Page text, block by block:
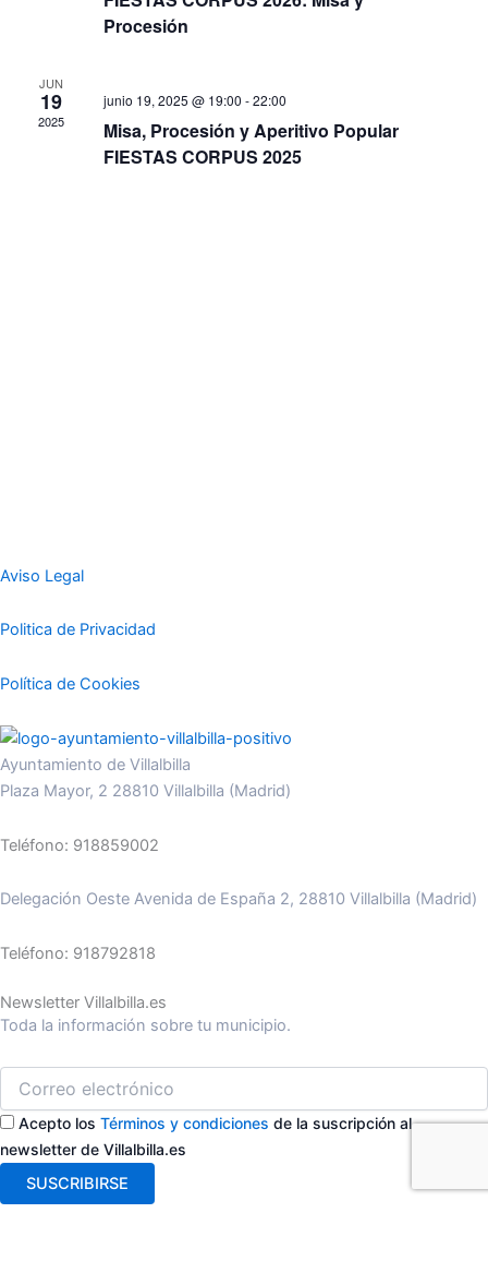
Procesión
JUN
19
2025
junio 19, 2025 @ 19:00 -22:00
Misa, Procesión y Aperitivo Popular
FIESTAS CORPUS 2025
Aviso Legal
Politica de Privacidad
Política de Cookies
Ayuntamiento de Villalbilla
Plaza Mayor, 2 28810 Villalbilla (Madrid)
Teléfono: 918859002
Delegación Oeste Avenida de España 2, 28810 Villalbilla (Madrid)
Teléfono: 918792818
Newsletter Villalbilla.es
Toda la información sobre tu municipio.
Acepto los Términos y condiciones de la suscripción al
newsletter de Villalbilla.es
SUSCRIBIRSE